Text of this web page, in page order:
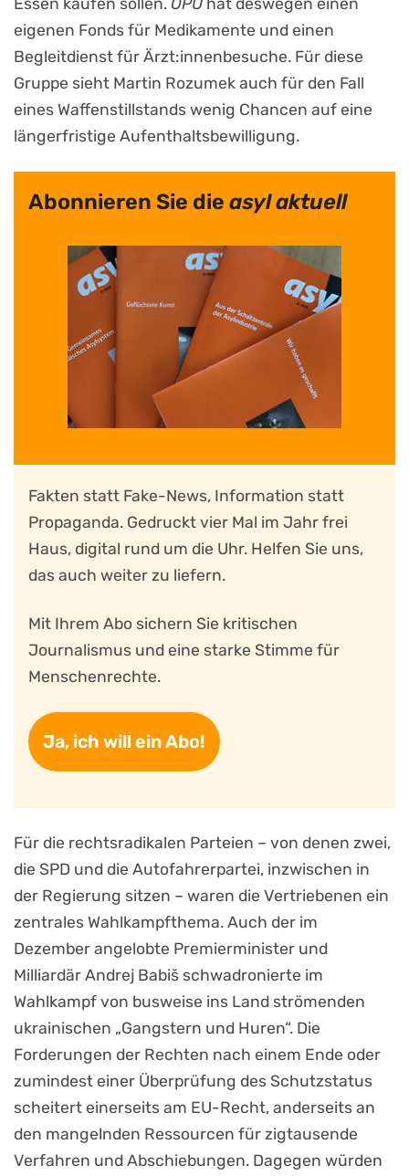
eigenen Fonds für Medikamente und einen
Begleitdienst für Ärzt:innenbesuche. Für diese
Gruppe sieht Martin Rozumek auch für den Fall
eines Waffenstillstands wenig Chancen auf eine
längerfristige Aufenthaltsbewilligung.
Abonnieren Sie die asyl aktuell
Fakten statt Fake-News, Information statt
Propaganda. Gedruckt vier Mal im Jahr frei
Haus, digital rund um die Uhr. Helfen Sie uns,
das auch weiter zu liefern.
Mit Ihrem Abo sichern Sie kritischen
Journalismus und eine starke Stimme für
Menschenrechte.
Ja, ich will ein Abo!
Für die rechtsradikalen Parteien – von denen zwei,
die SPD und die Autofahrerpartei, inzwischen in
der Regierung sitzen – waren die Vertriebenen ein
zentrales Wahlkampfthema. Auch der im
Dezember angelobte Premierminister und
Milliardär Andrej Babiš schwadronierte im
Wahlkampf von busweise ins Land strömenden
ukrainischen „Gangstern und Huren“. Die
Forderungen der Rechten nach einem Ende oder
zumindest einer Überprüfung des Schutzstatus
scheitert einerseits am EU-Recht, anderseits an
den mangelnden Ressourcen für zigtausende
Verfahren und Abschiebungen. Dagegen würden